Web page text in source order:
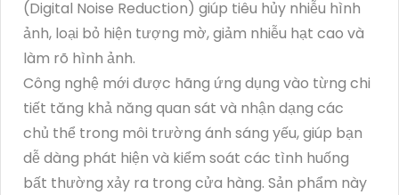
(Digital Noise Reduction) giúp tiêu hủy nhiễu hình
ảnh, loại bỏ hiện tượng mờ, giảm nhiễu hạt cao và
làm rõ hình ảnh.
Công nghệ mới được hãng ứng dụng vào từng chi
tiết tăng khả năng quan sát và nhận dạng các
chủ thể trong môi trường ánh sáng yếu, giúp bạn
dễ dàng phát hiện và kiểm soát các tình huống
bất thường xảy ra trong cửa hàng. Sản phẩm này